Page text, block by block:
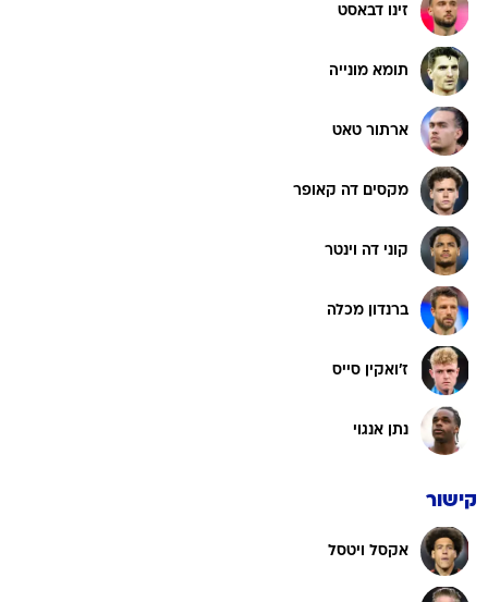
זינו דבאסט
תומא מונייה
ארתור טאט
מקסים דה קאופר
קוני דה וינטר
ברנדון מכלה
ז'ואקין סייס
נתן אנגוי
קישור
אקסל ויטסל